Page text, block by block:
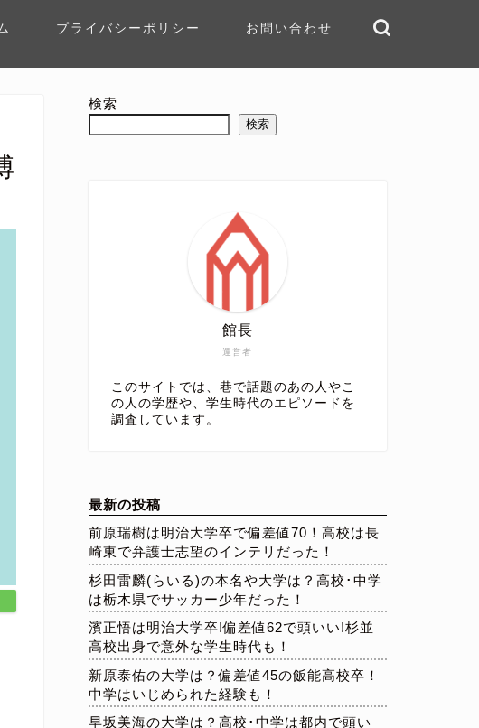
プライバシーポリシー お問い合わせ
検索
検索
運営者
館長
このサイトでは、巷で話題のあの人やこ
の人の学歴や、学生時代のエピソードを
調査しています。
最新の投稿
前原瑞樹は明治大学卒で偏差値70！高校は長
崎東で弁護士志望のインテリだった！
杉田雷麟(らいる)の本名や大学は？高校･中学
は栃木県でサッカー少年だった！
濱正悟は明治大学卒!偏差値62で頭いい!杉並
高校出身で意外な学生時代も！
新原泰佑の大学は？偏差値45の飯能高校卒！
中学はいじめられた経験も！
早坂美海の大学は？高校･中学は都内で頭い